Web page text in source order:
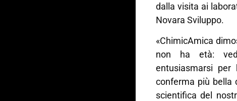
dalla visita ai
Novara Sviluppo.
«ChimicAmica
non ha età:
entusiasmarsi
conferma più bella
scientifica del